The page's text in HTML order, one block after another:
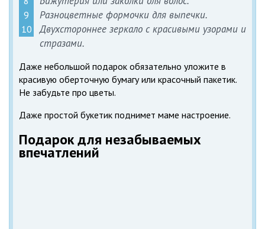
Разноцветные формочки для выпечки.
Двухстороннее зеркало с красивыми узорами и
стразами.
Даже небольшой подарок обязательно уложите в
красивую оберточную бумагу или красочный пакетик.
Не забудьте про цветы.
Даже простой букетик поднимет маме настроение.
Подарок для незабываемых
впечатлений